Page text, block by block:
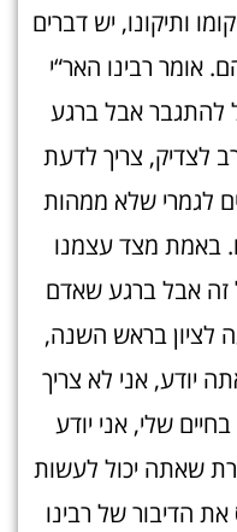
ותיקונו, יש דברים
אומר רבינו האר“י
להתגבר אבל ברגע
לצדיק, צריך לדעת
לגמרי שלא ממהות
באמת מצד עצמנו
זה אבל ברגע שאדם
לציון בראש השנה,
יודע, אני לא צריך
שלי, אני יודע
שאתה יכול לעשות
הדיבור של רבינו